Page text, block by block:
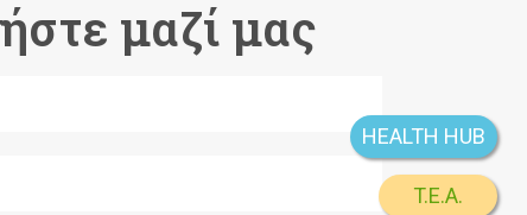
μαζί μας
T.E.A.
HEALTH HUB